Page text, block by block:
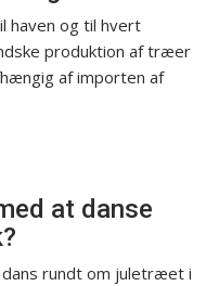
haven og til hvert
produktion af træer
af importen af
at danse
rundt om juletræet i